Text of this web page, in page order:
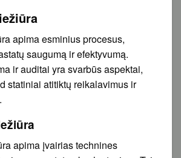
apima esminius procesus,
saugumą ir efektyvumą.
ir auditai yra svarbūs aspektai,
statiniai atitiktų reikalavimus ir
apima įvairias technines